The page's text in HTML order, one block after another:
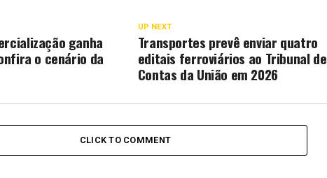
UP NEXT
Transportes prevê enviar quatro
editais ferroviários ao Tribunal de
Contas da União em 2026
ganha
o cenário da
CLICK TO COMMENT